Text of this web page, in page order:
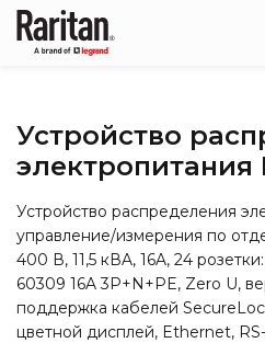
Устройство
электропитания
Устройство распределения
управление/измерения по
400 В, 11,5 кВA, 16A, 24
60309 16A 3P+N+PE, Zero U,
поддержка кабелей
цветной дисплей, Ethernet,